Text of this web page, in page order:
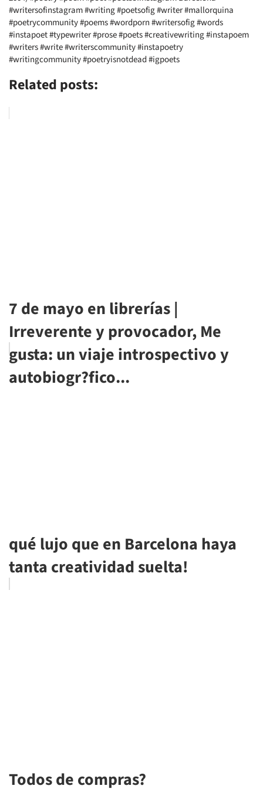
#writersofinstagram #writing #poetsofig #writer #mallorquina
#poetrycommunity #poems #wordporn #writersofig #words
#instapoet #typewriter #prose #poets #creativewriting #instapoem
#writers #write #writerscommunity #instapoetry
#writingcommunity #poetryisnotdead #igpoets
Related posts:
7 de mayo en librerías |
Irreverente y provocador, Me
gusta: un viaje introspectivo y
autobiogr?fico...
qué lujo que en Barcelona haya
tanta creatividad suelta!
Todos de compras?